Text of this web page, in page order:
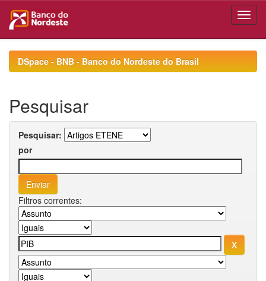
navigationDSpace - BNB - Banco do Nordeste do Brasil
Pesquisar
Pesquisar:
por
Filtros correntes: